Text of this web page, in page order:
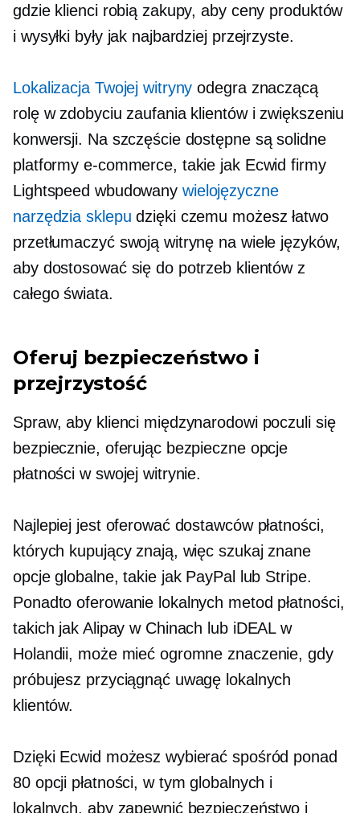
gdzie klienci robią zakupy, aby ceny produktów
i wysyłki były jak najbardziej przejrzyste.
Lokalizacja Twojej witryny odegra znaczącą
rolę w zdobyciu zaufania klientów i zwiększeniu
konwersji. Na szczęście dostępne są solidne
platformy e-commerce, takie jak Ecwid firmy
Lightspeed wbudowany wielojęzyczne
narzędzia sklepu dzięki czemu możesz łatwo
przetłumaczyć swoją witrynę na wiele języków,
aby dostosować się do potrzeb klientów z
całego świata.
Oferuj bezpieczeństwo i
przejrzystość
Spraw, aby klienci międzynarodowi poczuli się
bezpiecznie, oferując bezpieczne opcje
płatności w swojej witrynie.
Najlepiej jest oferować dostawców płatności,
których kupujący znają, więc szukaj znane
opcje globalne, takie jak PayPal lub Stripe.
Ponadto oferowanie lokalnych metod płatności,
takich jak Alipay w Chinach lub iDEAL w
Holandii, może mieć ogromne znaczenie, gdy
próbujesz przyciągnąć uwagę lokalnych
klientów.
Dzięki Ecwid możesz wybierać spośród ponad
80 opcji płatności, w tym globalnych i
lokalnych, aby zapewnić bezpieczeństwo i